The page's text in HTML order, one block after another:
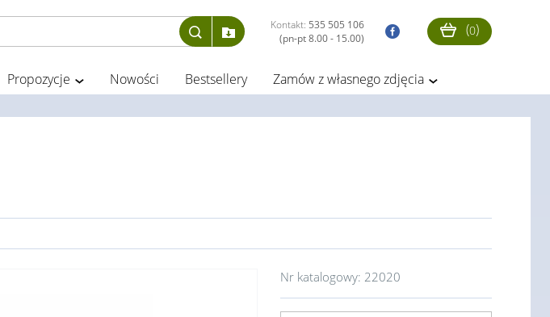
Kontakt: 535 505 106
(pn-pt 8.00 - 15.00)
(0)
Propozycje Nowości Bestsellery Zamów z własnego zdjęcia
Nr katalogowy: 22020